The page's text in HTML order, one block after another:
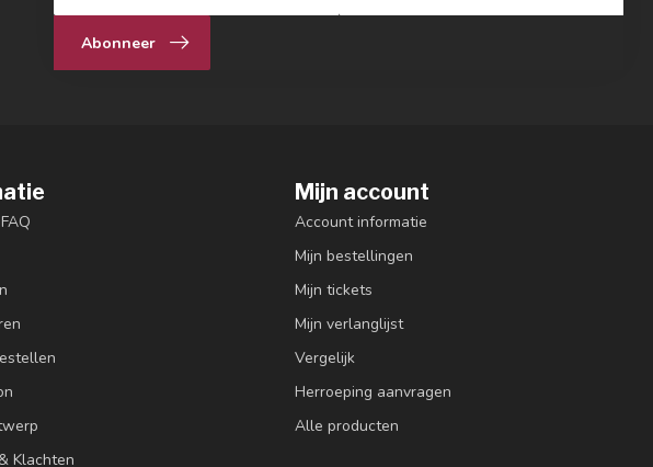
Abonneer
Klachten
Mijn account
Account informatie
Mijn bestellingen
Mijn tickets
Mijn verlanglijst
Vergelijk
Herroeping aanvragen
Alle producten